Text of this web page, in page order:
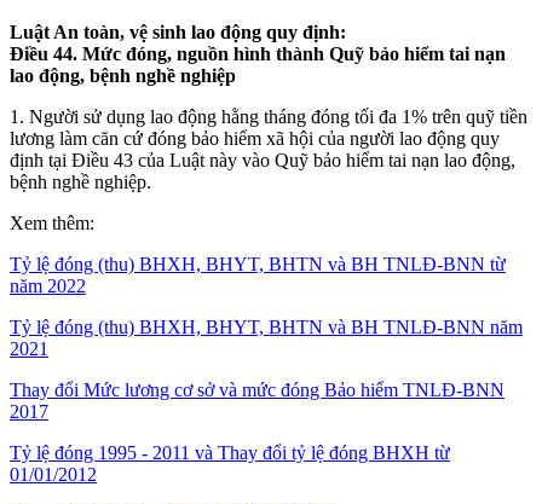
Luật An toàn, vệ sinh lao động quy định:
Điều 44. Mức đóng, nguồn hình thành Quỹ bảo hiểm tai nạn
lao động, bệnh nghề nghiệp
1. Người sử dụng lao động hằng tháng đóng tối đa 1% trên quỹ tiền
lương làm căn cứ đóng bảo hiểm xã hội của người lao động quy
định tại Điều 43 của Luật này vào Quỹ bảo hiểm tai nạn lao động,
bệnh nghề nghiệp.
Xem thêm:
Tỷ lệ đóng (thu) BHXH, BHYT, BHTN và BH TNLĐ-BNN từ
năm 2022
Tỷ lệ đóng (thu) BHXH, BHYT, BHTN và BH TNLĐ-BNN năm
2021
Thay đổi Mức lương cơ sở và mức đóng Bảo hiểm TNLĐ-BNN
2017
Tỷ lệ đóng 1995 - 2011 và Thay đổi tỷ lệ đóng BHXH từ
01/01/2012